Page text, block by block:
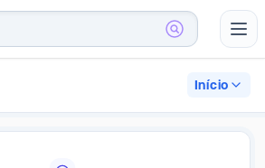
Início